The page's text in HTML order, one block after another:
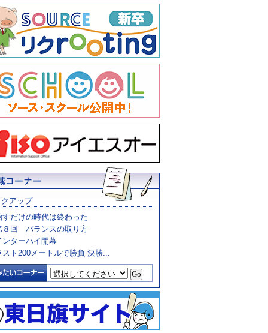
アップ
すだけの時代は終わった
８回 バランスの取り方
ンターハイ開幕
スト200メートルで勝負 決勝...